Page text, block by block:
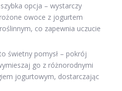
opcja – wystarczy
owoce z jogurtem
co zapewnia uczucie
świetny pomysł – pokrój
go z różnorodnymi
jogurtowym, dostarczając